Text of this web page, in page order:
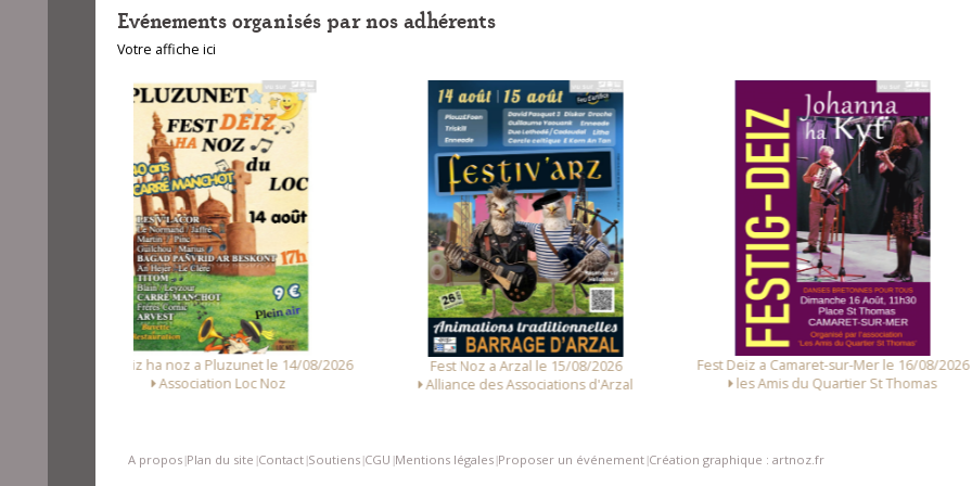
Evénements organisés par nos adhérents
Votre affiche ici
Fest Noz a Arzal le 15/08/2026
Alliance des Associations d'Arzal
Fest Deiz a Camaret-sur-Mer le 16/08/2026
les Amis du Quartier St Thomas
Fest Noz a Guissény le 06/
A propos |Plan du site |Contact |Soutiens |CGU |Mentions légales |Proposer un événement |Création graphique : artnoz.fr